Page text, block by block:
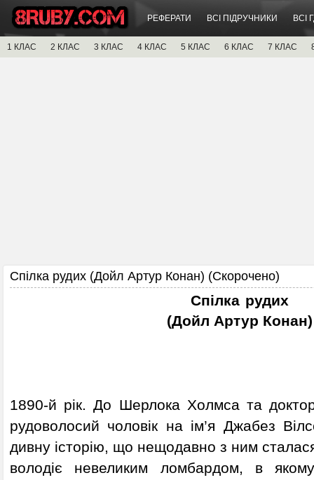
РЕФЕРАТИ ВСІ ПІДРУЧНИКИ ВСІ
1 КЛАС 2 КЛАС 3 КЛАС 4 КЛАС 5 КЛАС 6 КЛАС 7 КЛАС
Спілка рудих (Дойл Артур Конан) (Скорочено)
Спілка рудих
(Дойл Артур Конан)
1890-й рік. До Шерлока Холмса та
рудоволосий чоловік на ім’я Джабез
дивну історію, що нещодавно з ним
володіє невеликим ломбардом, в